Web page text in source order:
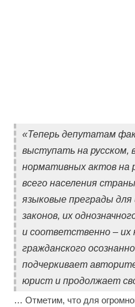
«Теперь депутатам
выступать на русском,
нормативных актов на
всего населения
языковые преграды для
законов, их
и соответственно – их
гражданского
подчеркивает
юрист и продолжает
… Отметим, что для